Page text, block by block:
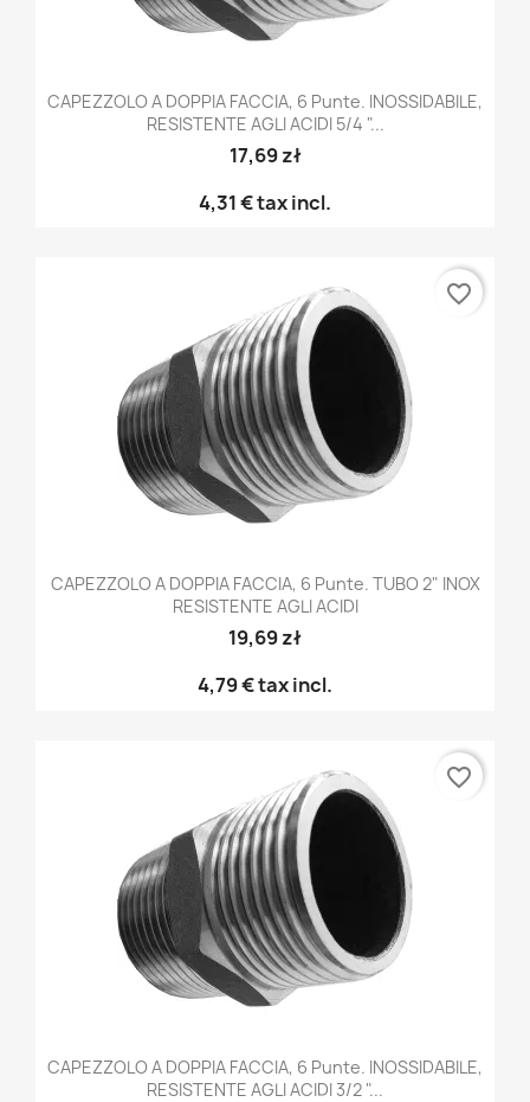
CAPEZZOLO A DOPPIA FACCIA, 6 Punte. INOSSIDABILE,
RESISTENTE AGLI ACIDI 5/4 "...
17,69 zł
4,31 €tax incl.
CAPEZZOLO A DOPPIA FACCIA, 6 Punte. TUBO 2" INOX
RESISTENTE AGLI ACIDI
19,69 zł
4,79 €tax incl.
favorite_border
CAPEZZOLO A DOPPIA FACCIA, 6 Punte. INOSSIDABILE,
RESISTENTE AGLI ACIDI 3/2 "...
favorite_border